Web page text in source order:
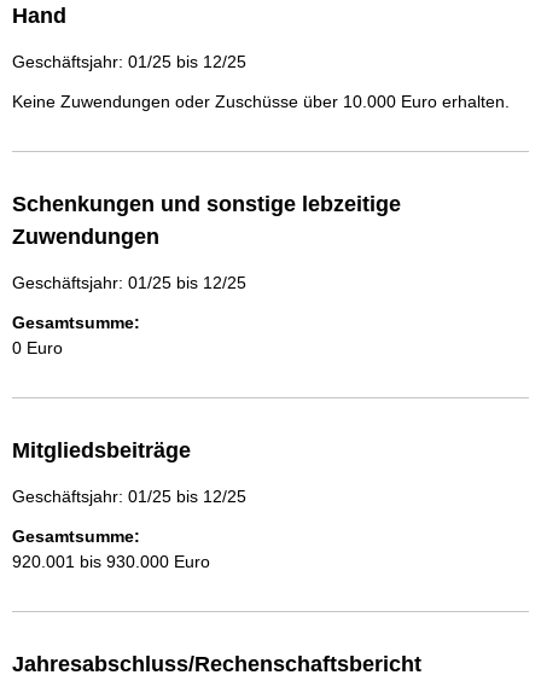
Hand
Geschäftsjahr: 01/25 bis 12/25
Keine Zuwendungen oder Zuschüsse über 10.000 Euro erhalten.
Schenkungen und sonstige lebzeitige
Zuwendungen
Geschäftsjahr: 01/25 bis 12/25
Gesamtsumme:
0 Euro
Mitgliedsbeiträge
Geschäftsjahr: 01/25 bis 12/25
Gesamtsumme:
920.001 bis 930.000 Euro
Jahresabschluss/Rechenschaftsbericht